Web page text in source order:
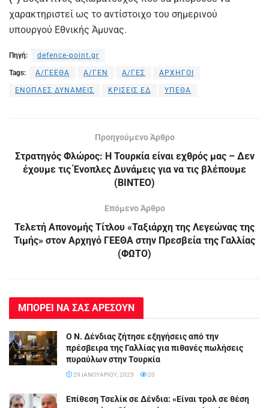
χαρακτηριστεί ως το αντίστοιχο του σημερινού
υπουργού Εθνικής Άμυνας.
Πηγή: defence-point.gr
Tags: Α/ΓΕΕΘΑ Α/ΓΕΝ Α/ΓΕΣ ΑΡΧΗΓΟΙ
ΕΝΟΠΛΕΣ ΔΥΝΑΜΕΙΣ ΚΡΙΣΕΙΣ ΕΔ ΥΠΕΘΑ
Προηγούμενο Άρθρο
Στρατηγός Φλώρος: Η Τουρκία είναι εχθρός μας – Δεν
έχουμε τις Ένοπλες Δυνάμεις για να τις βλέπουμε
(ΒΙΝΤΕΟ)
Επόμενο Άρθρο
Τελετή Απονομής Τίτλου «Ταξιάρχη της Λεγεώνας της
Τιμής» στον Αρχηγό ΓΕΕΘΑ στην Πρεσβεία της Γαλλίας
(ΦΩΤΟ)
ΜΠΟΡΕΙ ΝΑ ΣΑΣ ΑΡΕΣΟΥΝ
Ο Ν. Δένδιας ζήτησε εξηγήσεις από την
πρέσβειρα της Γαλλίας για πιθανές πωλήσεις
πυραύλων στην Τουρκία
29 ΙΑΝΟΥΑΡΊΟΥ, 2025 20
Επίθεση Τσελίκ σε Δένδια: «Είναι τρολ σε θέση